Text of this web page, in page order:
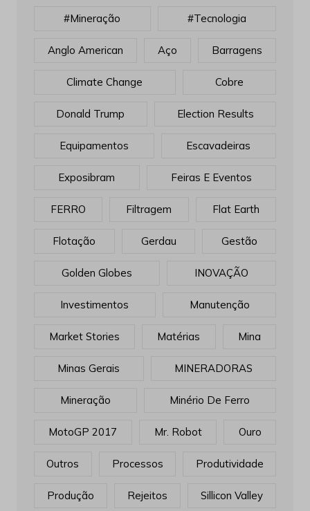
#mineração #tecnologia
Anglo American Aço Barragens
Climate Change Cobre
Donald Trump Election Results
Equipamentos Escavadeiras
Exposibram Feiras E Eventos
FERRO Filtragem Flat Earth
Flotação Gerdau Gestão
Golden Globes INOVAÇÃO
Investimentos Manutenção
Market Stories Matérias Mina
Minas Gerais MINERADORAS
Mineração Minério De Ferro
MotoGP 2017 Mr. Robot Ouro
Outros Processos Produtividade
Produção Rejeitos Sillicon Valley